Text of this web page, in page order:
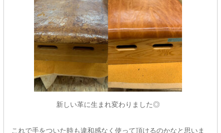
新しい革に生まれ変わりました◎
これで手をついた時も違和感なく使って頂けるのかなと思いま